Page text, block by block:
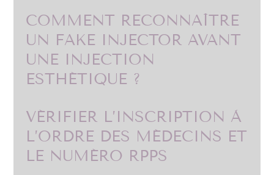
COMMENT RECONNAÎTRE
UN FAKE INJECTOR AVANT
UNE INJECTION
ESTHÉTIQUE ?
VÉRIFIER L’INSCRIPTION À
L’ORDRE DES MÉDECINS ET
LE NUMÉRO RPPS